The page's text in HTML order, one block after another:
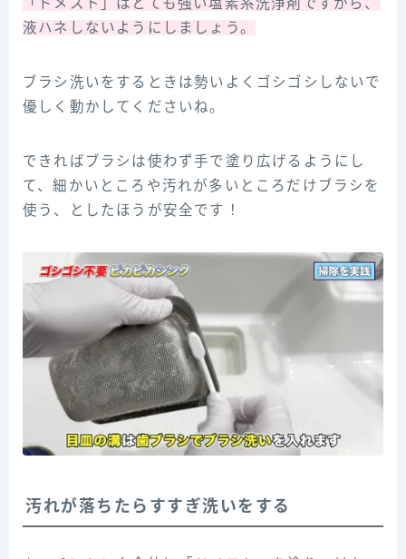
液ハネしないようにしましょう。
ブラシ洗いをするときは勢いよくゴシゴシしないで
優しく動かしてくださいね。
できればブラシは使わず手で塗り広げるようにし
て、細かいところや汚れが多いところだけブラシを
使う、としたほうが安全です！
汚れが落ちたらすすぎ洗いをする